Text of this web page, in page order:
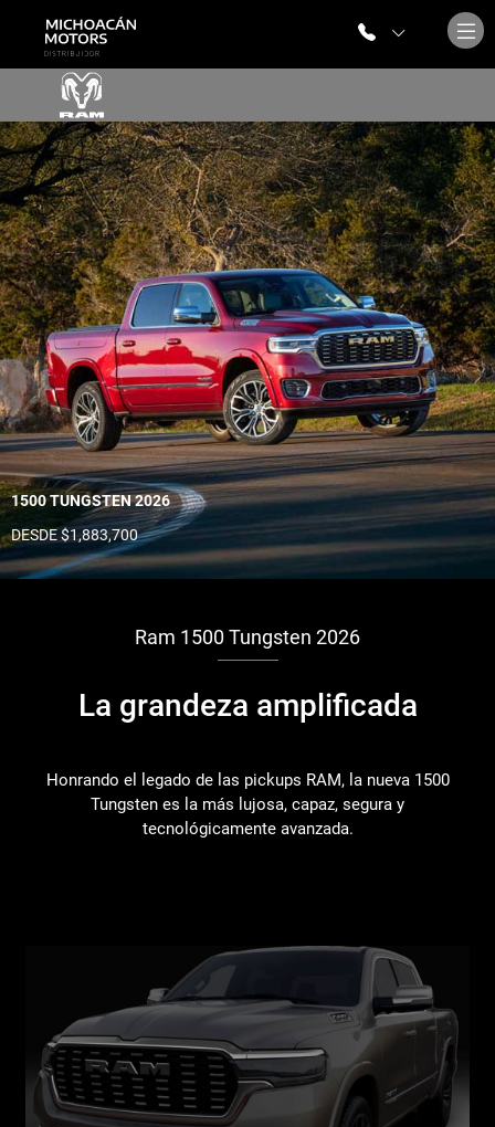
1500 TUNGSTEN 2026
DESDE $1,883,700
Ram 1500 Tungsten 2026
La grandeza amplificada
Honrando el legado de las pickups RAM, la nueva 1500
Tungsten es la más lujosa, capaz, segura y
tecnológicamente avanzada.